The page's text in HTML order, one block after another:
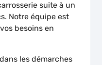
suite à un
Notre équipe est
besoins en
les démarches